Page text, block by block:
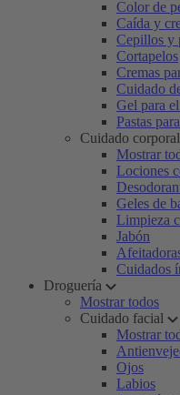
Color de
Caída y
Cepillos y
Cortapelos
Cremas
Cuidado
Gel para
Pastas
Cuidado corporal
Mostrar
Lociones
Geles de
Limpieza
Jabón
Cuidados
Droguería
Mostrar todos
Cuidado facial
Mostrar
Ojos
Labios